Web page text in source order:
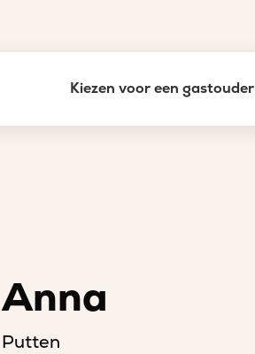
Kiezen voor een gastouder
Anna
Putten